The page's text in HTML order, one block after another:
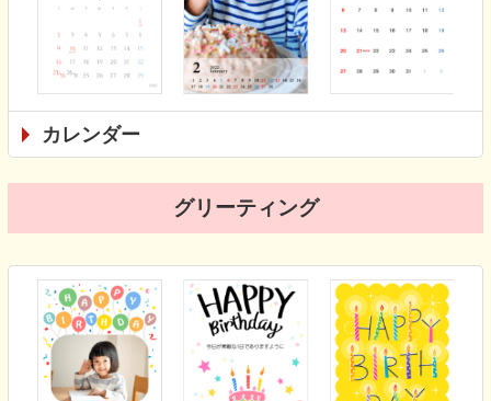
カレンダー
グリーティング